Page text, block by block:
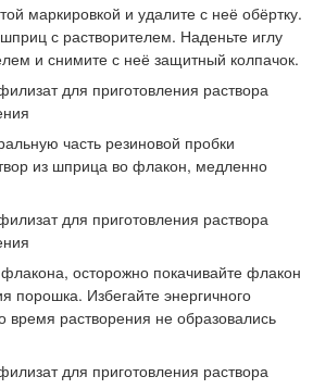
маркировкой и удалите с неё обёртку.
с растворителем. Наденьте иглу
и снимите с неё защитный колпачок.
часть резиновой пробки
из шприца во флакон, медленно
осторожно покачивайте флакон
порошка. Избегайте энергичного
время растворения не образовались